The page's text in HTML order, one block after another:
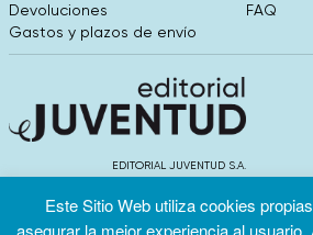
Devoluciones
Gastos y plazos de envío
FAQ
EDITORIAL JUVENTUD S.A.
info@editorialjuventud.es
Este Sitio Web utiliza cookies